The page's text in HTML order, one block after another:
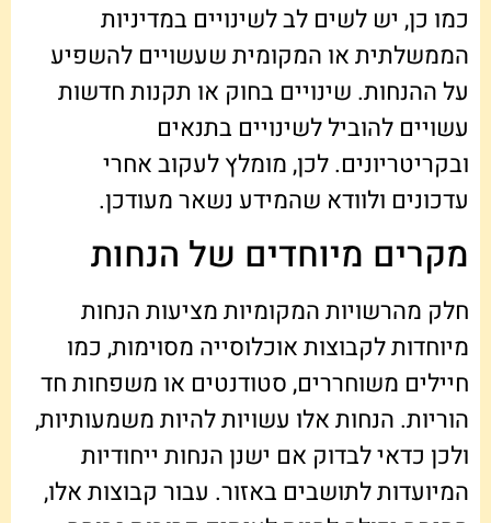
כמו כן, יש לשים לב לשינויים במדיניות
הממשלתית או המקומית שעשויים להשפיע
על ההנחות. שינויים בחוק או תקנות חדשות
עשויים להוביל לשינויים בתנאים
ובקריטריונים. לכן, מומלץ לעקוב אחרי
עדכונים ולוודא שהמידע נשאר מעודכן.
מקרים מיוחדים של הנחות
חלק מהרשויות המקומיות מציעות הנחות
מיוחדות לקבוצות אוכלוסייה מסוימות, כמו
חיילים משוחררים, סטודנטים או משפחות חד
הוריות. הנחות אלו עשויות להיות משמעותיות,
ולכן כדאי לבדוק אם ישנן הנחות ייחודיות
המיועדות לתושבים באזור. עבור קבוצות אלו,